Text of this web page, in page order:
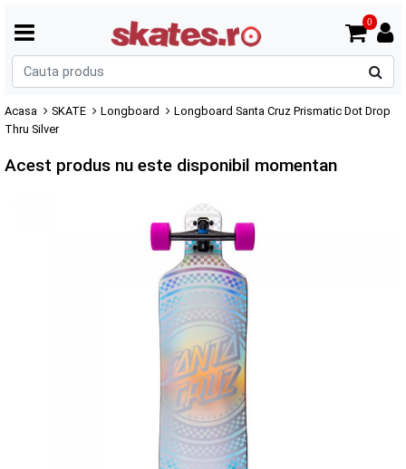
0
Acasa SKATE Longboard
Longboard Santa Cruz Prismatic Dot Drop
Thru Silver
Acest produs nu este disponibil momentan